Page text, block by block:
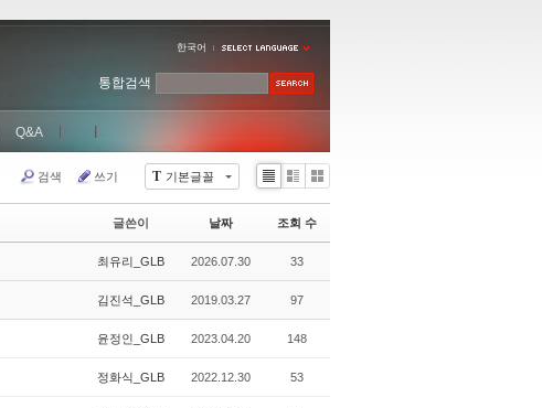
한국어
Q&A
통합검색
T 기본글꼴
검색 쓰기
Li
Zi
e
G
le
글쓴이 날짜 조회 수
최유리_GLB 2026.07.30 33
김진석_GLB 2019.03.27 97
윤정인_GLB 2023.04.20 148
정화식_GLB 2022.12.30 53